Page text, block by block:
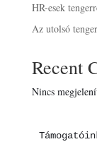
HR-esek
Az utolsó
Recent
Nincs